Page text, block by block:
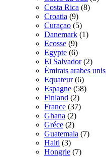
Costa Rica (8)
Croatia (9)
Curaçao (5)
Danemark (1)
Ecosse (9)
Egypte (6)
El Salvador (2)
Émirats arabes unis
Equateur (6)
Espagne (58)
Finland (2)
France (37)
Ghana (2)
Gréce (2)
Guatemala (7)
Haiti (3)
Hongrie (7)